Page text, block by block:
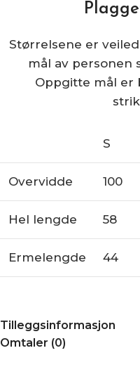
Størrelsene er
mål av personen
Oppgitte mål
S
Overvidde 100
Hel lengde 58
Ermelengde 44
Tilleggsinformasjon
Omtaler (0)